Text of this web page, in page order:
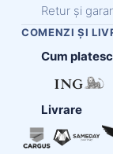
Retur și
COMENZI ȘI
Cum
Livrare